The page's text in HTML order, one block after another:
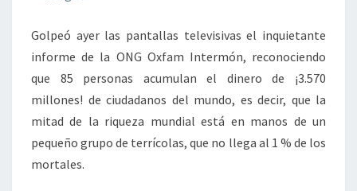
Golpeó ayer las pantallas televisivas el inquietante
informe de la ONG Oxfam Intermón, reconociendo
que 85 personas acumulan el dinero de ¡3.570
millones! de ciudadanos del mundo, es decir, que la
mitad de la riqueza mundial está en manos de un
pequeño grupo de terrícolas, que no llega al 1 % de los
mortales.